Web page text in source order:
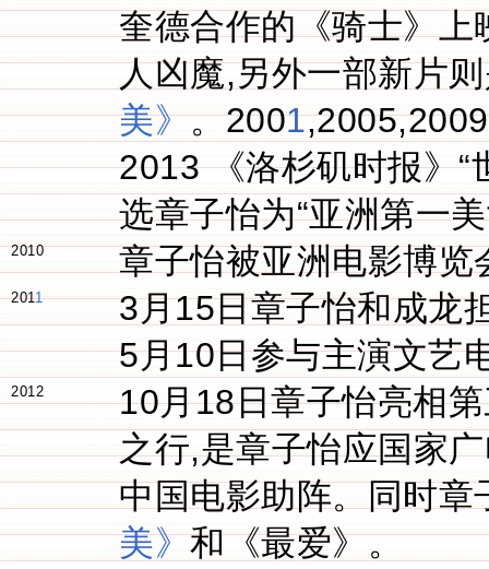
奎德合作的《骑士》
人凶魔,另外一部新片
美》。2001
2013 《洛杉矶时报》“
选章子怡为“亚洲第一
2010 章子怡被亚洲电影博览
2011
3月15日章子怡和成龙
5月10日参与主演文艺
2012
10月18日章子怡亮相
之行,是章子怡应国家
中国电影助阵。同时
美》和《最爱》。